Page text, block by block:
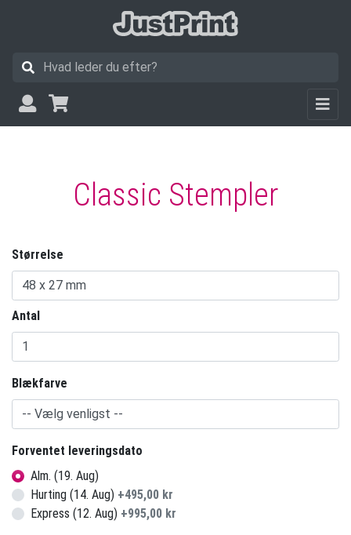
Classic Stempler
Størrelse
Antal
Blækfarve
Forventet leveringsdato
Alm. (19. Aug)
Hurting (14. Aug) +495,00 kr
Express (12. Aug) +995,00 kr